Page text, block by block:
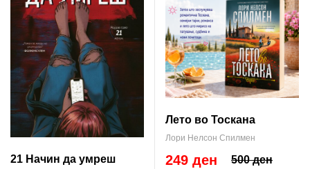
21 Начин да умреш
Лето во Тоскана
Лори Нелсон Спилмен
500 ден
249 ден